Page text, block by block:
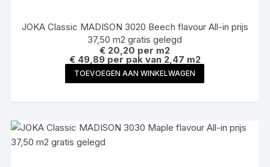
JOKA Classic MADISON 3020 Beech flavour All-in prijs
37,50 m2 gratis gelegd
€ 20,20 per m2
€ 49,89 per pak van 2,47 m2
TOEVOEGEN AAN WINKELWAGEN